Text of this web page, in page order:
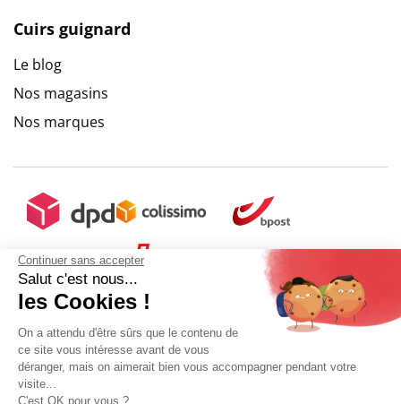
Continuer sans accepter
Salut c'est nous...
les Cookies !
On a attendu d'être sûrs que le contenu de
ce site vous intéresse avant de vous
déranger, mais on aimerait bien vous accompagner pendant votre
visite...
C'est OK pour vous ?
Cuirs guignard
Le blog
Nos magasins
Nos marques